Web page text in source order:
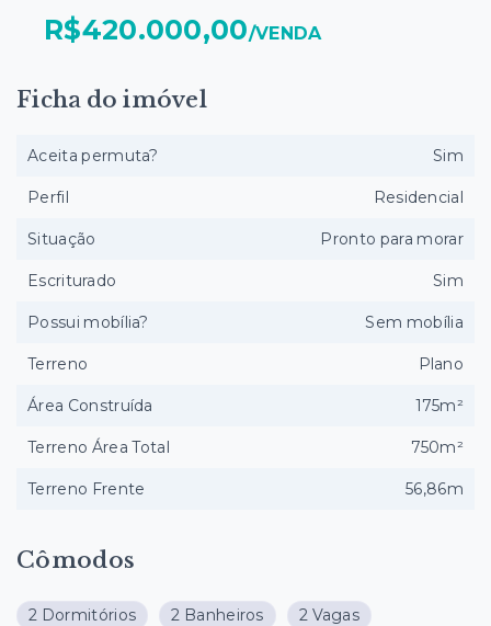
R$420.000,00/VENDA
Cômodos
2 Dormitórios 2 Banheiros 2 Vagas
Ficha do imóvel
Aceita permuta? Sim
Perfil Residencial
Situação Pronto para morar
Escriturado Sim
Possui mobília? Sem mobília
Terreno Plano
Área Construída 175m²
Terreno Área Total 750m²
Terreno Frente 56,86m